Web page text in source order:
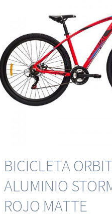
BICICLETA
ALUMINIO
ROJO MATTE